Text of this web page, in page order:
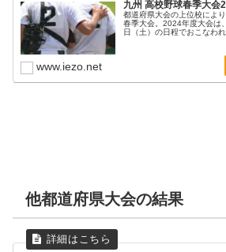
九州 高校野球春季大会
都道府県大会の上位校によ
春季大会。2024年度大会は
日（土）の日程でおこなわ
www.iezo.net
他都道府県大会の結果